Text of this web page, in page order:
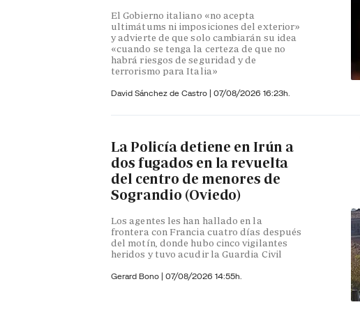
El Gobierno italiano «no acepta
ultimátums ni imposiciones del exterior»
y advierte de que solo cambiarán su idea
«cuando se tenga la certeza de que no
habrá riesgos de seguridad y de
terrorismo para Italia»
David Sánchez de Castro | 07/08/2026 16:23h.
La Policía detiene en Irún a
dos fugados en la revuelta
del centro de menores de
Sograndio (Oviedo)
Los agentes les han hallado en la
frontera con Francia cuatro días después
del motín, donde hubo cinco vigilantes
heridos y tuvo acudir la Guardia Civil
Gerard Bono | 07/08/2026 14:55h.